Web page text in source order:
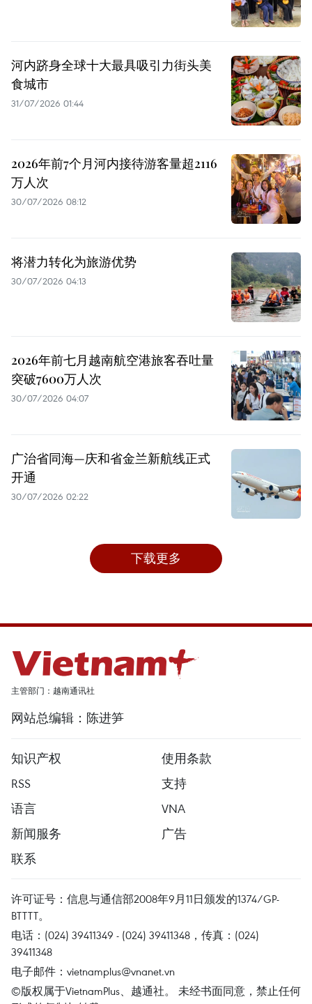
河内跻身全球十大最具吸引力街头美
食城市
31/07/2026 01:44
2026年前7个月河内接待游客量超2116
万人次
30/07/2026 08:12
将潜力转化为旅游优势
30/07/2026 04:13
2026年前七月越南航空港旅客吞吐量
突破7600万人次
30/07/2026 04:07
广治省同海—庆和省金兰新航线正式
开通
30/07/2026 02:22
下载更多
主管部门：越南通讯社
网站总编辑：陈进笋
知识产权
使用条款
RSS
支持
语言
VNA
新闻服务
广告
联系
许可证号：信息与通信部2008年9月11日颁发的1374/GP-
BTTTT。
电话：(024) 39411349 - (024) 39411348，传真：(024)
39411348
电子邮件： vietnamplus@vnanet.vn
©版权属于VietnamPlus、越通社。 未经书面同意，禁止任何